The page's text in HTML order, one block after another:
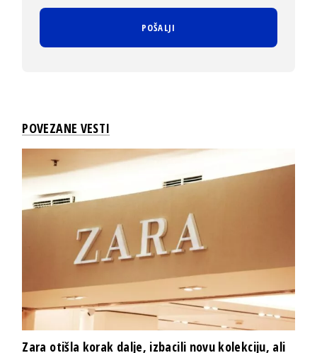
POVEZANE VESTI
Zara otišla korak dalje, izbacili novu kolekciju, ali